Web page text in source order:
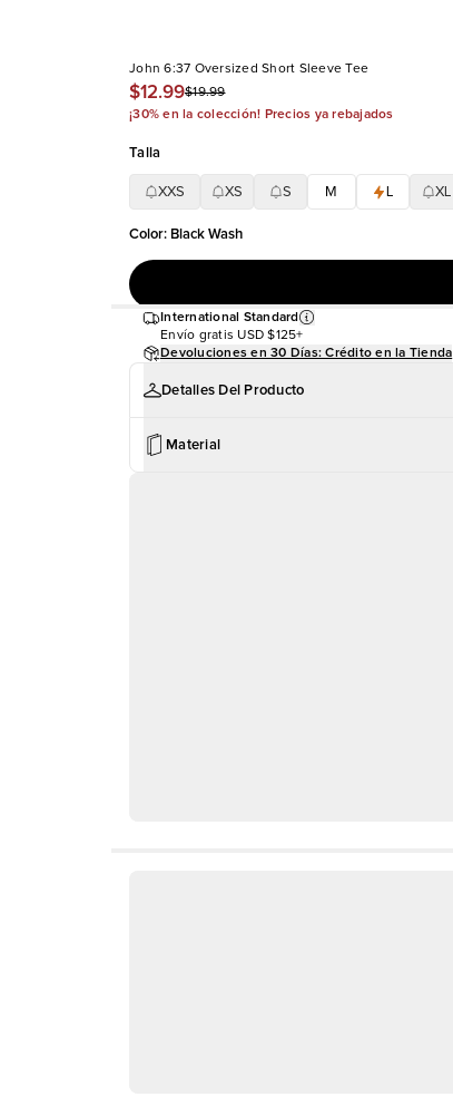
John 6:37 Oversized Short Sleeve Tee
$12.99$19.99
¡30% en la colección! Precios ya rebajados
Talla
XXS XS S M XL
Color: Black Wash
International Standard
Envío gratis USD $125+
Devoluciones en 30 Días: Crédito en la Tienda
Detalles Del Producto
Material